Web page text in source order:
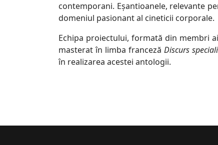
contemporani. Eșantioanele, relevante
domeniul pasionant al cineticii corporale.
Echipa proiectului, formată din membri
masterat în limba franceză Discurs
în realizarea acestei antologii.